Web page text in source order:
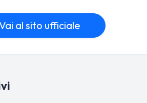
al sito ufficiale